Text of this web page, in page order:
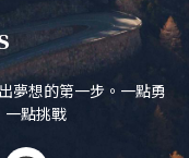
夢想的第一步。一點勇
一點挑戰